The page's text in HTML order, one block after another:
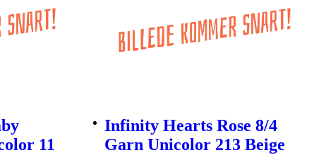
11
Infinity Hearts Rose 8/4
Garn Unicolor 213 Beige